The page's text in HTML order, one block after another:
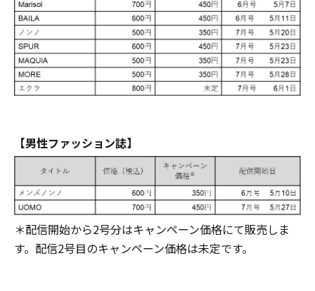
【男性ファッション誌】
＊配信開始から2号分はキャンペーン価格にて販売しま
す。配信2号目のキャンペーン価格は未定です。